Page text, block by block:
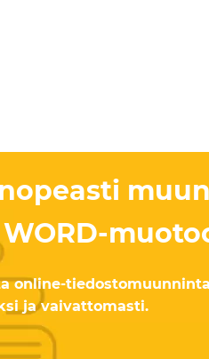
online-
ja vaivattomasti.